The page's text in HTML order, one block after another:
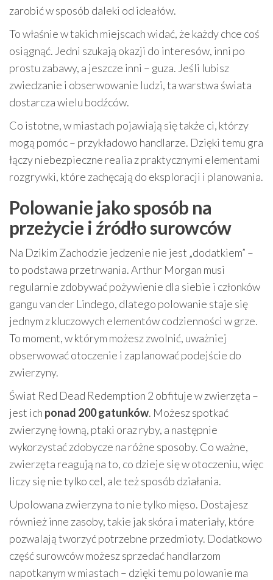
zarobić w sposób daleki od ideałów.
To właśnie w takich miejscach widać, że każdy chce coś
osiągnąć. Jedni szukają okazji do interesów, inni po
prostu zabawy, a jeszcze inni – guza. Jeśli lubisz
zwiedzanie i obserwowanie ludzi, ta warstwa świata
dostarcza wielu bodźców.
Co istotne, w miastach pojawiają się także ci, którzy
mogą pomóc – przykładowo handlarze. Dzięki temu gra
łączy niebezpieczne realia z praktycznymi elementami
rozgrywki, które zachęcają do eksploracji i planowania.
Polowanie jako sposób na
przeżycie i źródło surowców
Na Dzikim Zachodzie jedzenie nie jest „dodatkiem” –
to podstawa przetrwania. Arthur Morgan musi
regularnie zdobywać pożywienie dla siebie i członków
gangu van der Lindego, dlatego polowanie staje się
jednym z kluczowych elementów codzienności w grze.
To moment, w którym możesz zwolnić, uważniej
obserwować otoczenie i zaplanować podejście do
zwierzyny.
Świat Red Dead Redemption 2 obfituje w zwierzęta –
jest ich ponad 200 gatunków. Możesz spotkać
zwierzynę łowną, ptaki oraz ryby, a następnie
wykorzystać zdobycze na różne sposoby. Co ważne,
zwierzęta reagują na to, co dzieje się w otoczeniu, więc
liczy się nie tylko cel, ale też sposób działania.
Upolowana zwierzyna to nie tylko mięso. Dostajesz
również inne zasoby, takie jak skóra i materiały, które
pozwalają tworzyć potrzebne przedmioty. Dodatkowo
część surowców możesz sprzedać handlarzom
napotkanym w miastach – dzięki temu polowanie ma